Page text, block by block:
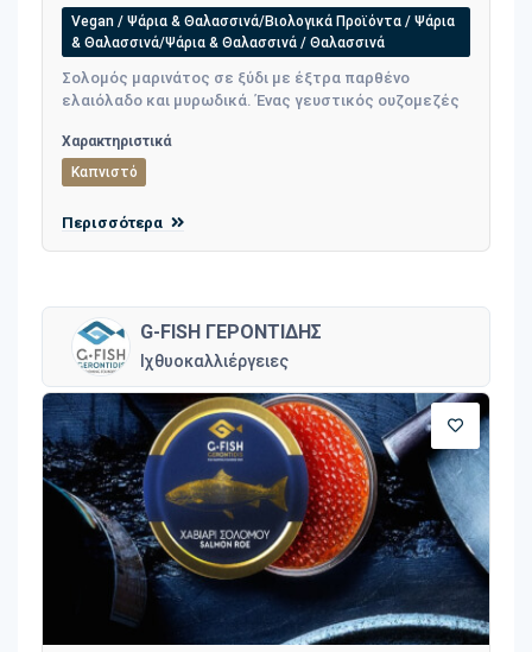
Vegan / Ψάρια & Θαλασσινά/Βιολογικά Προϊόντα / Ψάρια
& Θαλασσινά/Ψάρια & Θαλασσινά / Θαλασσινά
Σολομός μαρινάτος σε ξύδι με έξτρα παρθένο
ελαιόλαδο και μυρωδικά. Ένας γευστικός ουζομεζές
Χαρακτηριστικά
Καπνιστό
Περισσότερα
G-FISH ΓΕΡΟΝΤΙΔΗΣ
Ιχθυοκαλλιέργειες